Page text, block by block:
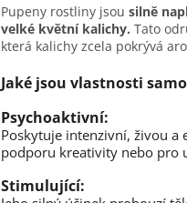
Pupeny rostliny jsou silně
velké květní kalichy. Tato
která kalichy zcela pokrývá
Jaké jsou vlastnosti
Psychoaktivní:
Poskytuje intenzivní, živou
podporu kreativity nebo pro
Stimulující: